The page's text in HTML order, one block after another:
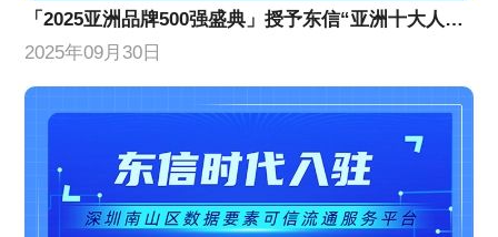
「2025亚洲品牌500强盛典」授予东信“亚洲十大人工智能创新企业”
2025年09月30日